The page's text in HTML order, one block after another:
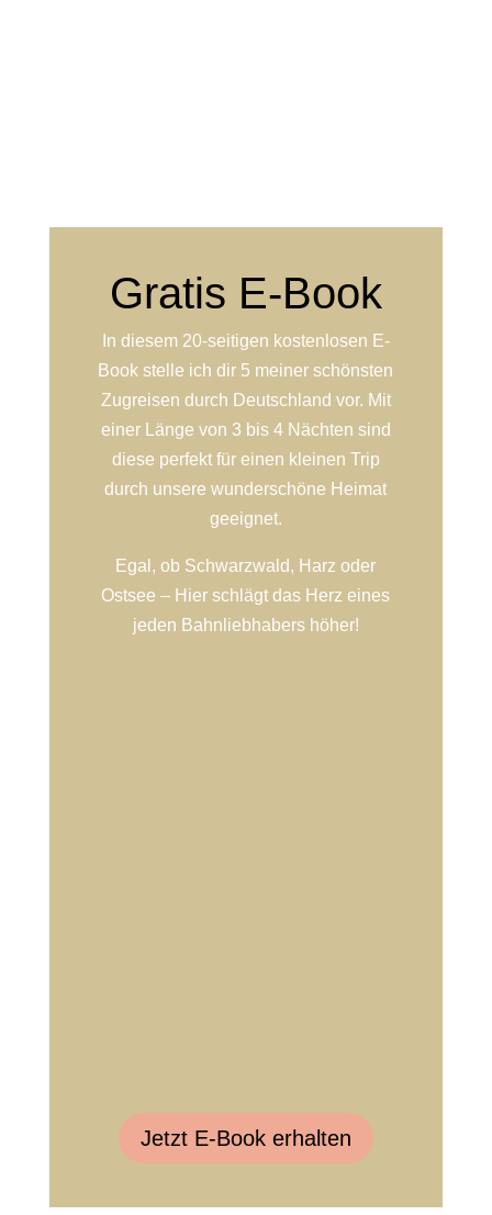
Gratis E-Book
In diesem 20-seitigen kostenlosen E-
Book stelle ich dir 5 meiner schönsten
Zugreisen durch Deutschland vor. Mit
einer Länge von 3 bis 4 Nächten sind
diese perfekt für einen kleinen Trip
durch unsere wunderschöne Heimat
geeignet.
Egal, ob Schwarzwald, Harz oder
Ostsee – Hier schlägt das Herz eines
jeden Bahnliebhabers höher!
Jetzt E-Book erhalten